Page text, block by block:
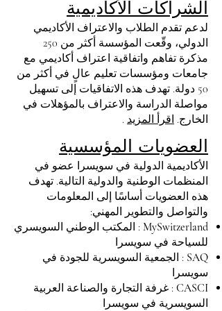
الشراكات الأكاديمية
لدعم تقدم الطلاب والاعتراف الأكاديمي
الدولي، وقّعت المؤسسة أكثر من 250
مذكرة تفاهم واتفاقية اعتراف أكاديمي مع
جامعات ومؤسسات تعليم عالٍ في أكثر من
50 دولة. تهدف هذه الاتفاقيات إلى تسهيل
مواصلة الدراسة والاعتراف بالمؤهلات في
الخارج. اقرأ المزيد .
العضويات المؤسسية
الأكاديمية الدولية في سويسرا عضو في
المنظمات الوطنية والدولية التالية. تهدف
هذه العضويات أساسًا إلى المعلومات
والتواصل والتطوير المهني:
MySwitzerland : المكتب الوطني السويسري
للسياحة في سويسرا
SAQ : الجمعية السويسرية للجودة في
سويسرا
CASCI : غرفة التجارة والصناعة العربية
السويسرية في سويسرا